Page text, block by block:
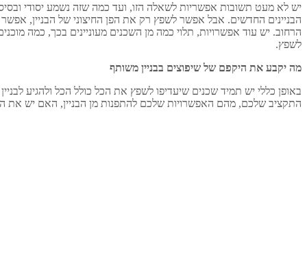
יש לא מעט תשובות אפשריות לשאלה הזו, ועד כמה שזה נשמע יסודי
הבניינים החדשים. אבל אפשר לשפץ רק את הפן החיצוני של הבניין,
הרחוב. יש עוד אפשרויות, תלוי כמה מן השכנים מעוניינים בכך, כמה
לשפץ.
מה יקבע את היקפם של שיפוצים בבניין משותף
באופן כללי יש תמיד שכנים שיעדיפו לשפץ את הכל כולל הכל ולהגיע
התקציב שלכם, מהם האפשרויות שלכם להתפנות מן הבניין, האם יש את